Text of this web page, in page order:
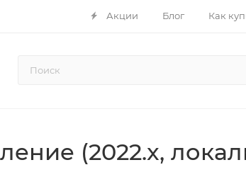
Акции Блог Как
(2022.x,